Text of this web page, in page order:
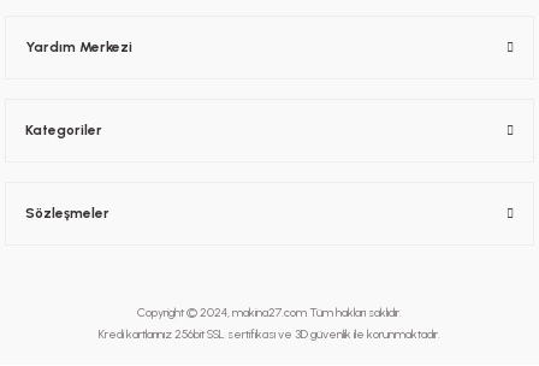
Yardım Merkezi
Kategoriler
Sözleşmeler
Copyright © 2024, makina27.com Tüm hakları saklıdır.
Kredi kartlarınız 256bit SSL sertifikası ve 3D güvenlik ile korunmaktadır.